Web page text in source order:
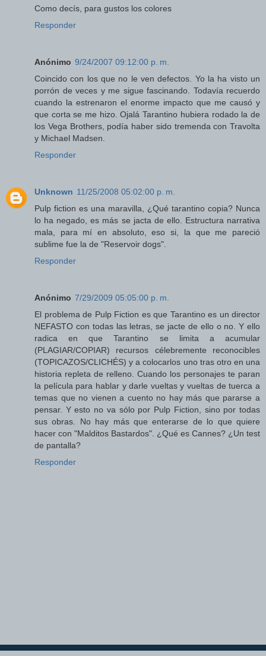
Como decís, para gustos los colores
Responder
Anónimo 9/24/2007 09:12:00 p. m.
Coincido con los que no le ven defectos. Yo la ha visto un
porrón de veces y me sigue fascinando. Todavía recuerdo
cuando la estrenaron el enorme impacto que me causó y
que corta se me hizo. Ojalá Tarantino hubiera rodado la de
los Vega Brothers, podía haber sido tremenda con Travolta
y Michael Madsen.
Responder
Unknown 11/25/2008 05:02:00 p. m.
Pulp fiction es una maravilla, ¿Qué tarantino copia? Nunca
lo ha negado, es más se jacta de ello. Estructura narrativa
mala, para mí en absoluto, eso si, la que me pareció
sublime fue la de "Reservoir dogs".
Responder
Anónimo 7/29/2009 05:05:00 p. m.
El problema de Pulp Fiction es que Tarantino es un director
NEFASTO con todas las letras, se jacte de ello o no. Y ello
radica en que Tarantino se limita a acumular
(PLAGIAR/COPIAR) recursos célebremente reconocibles
(TOPICAZOS/CLICHÉS) y a colocarlos uno tras otro en una
historia repleta de relleno. Cuando los personajes te paran
la película para hablar y darle vueltas y vueltas de tuerca a
temas que no vienen a cuento no hay más que pararse a
pensar. Y esto no va sólo por Pulp Fiction, sino por todas
sus obras. No hay más que enterarse de lo que quiere
hacer con "Malditos Bastardos". ¿Qué es Cannes? ¿Un test
de pantalla?
Responder